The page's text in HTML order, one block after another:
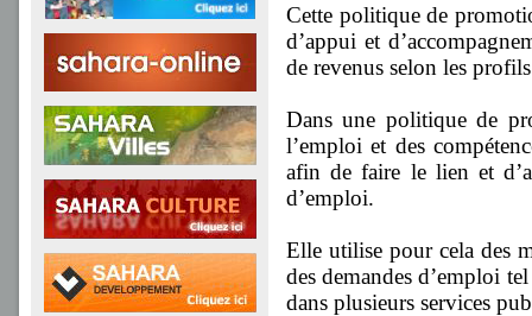
Cette politique de
d’appui et
de revenus selon les
Dans une politique de
l’emploi et des
afin de faire le lien et
d’emploi.
Elle utilise pour cela des
des demandes d’emploi
dans plusieurs services